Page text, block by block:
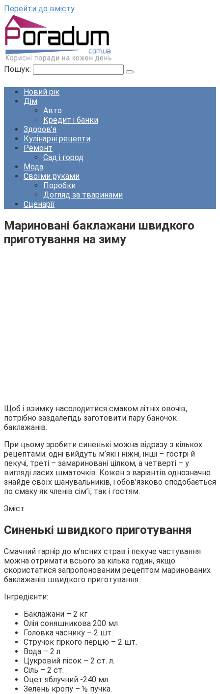
Перейти до вмісту
Пошук:
Новий рік
Дім
Авто
Кредит і банки
Здоров’я
Кулінарні рецепти
Ремонт
Сад і город
Мода
Своїми руками
Поробки
Догляд за тваринами
Сценарії
Мариновані баклажани швидкого
приготування на зиму
Щоб і взимку насолодитися смаком літніх овочів,
потрібно заздалегідь заготовити пару баночок
баклажанів.
При цьому зробити синенькі можна відразу з кількох
рецептами: одні вийдуть м’які і ніжні, інші – гострі й
пекучі, треті – замариновані цілком, а четверті – у
вигляді ласих шматочків. Кожен з варіантів однозначно
знайде своїх шанувальників, і обов’язково сподобається
по смаку як членів сім’ї, так і гостям.
Зміст
Синенькі швидкого приготування
Смачний гарнір до м’ясних страв і пекуче частування
можна отримати всього за кілька годин, якщо
скористатися запропонованим рецептом маринованих
баклажанів швидкого приготування.
Інгредієнти:
Баклажани – 2 кг
Олія соняшникова 200 мл
Головка часнику – 2 шт.
Стручок гіркого перцю – 2 шт.
Вода – 2 л
Цукровий пісок – 2 ст. л.
Сіль – 2 ст.
Оцет яблучний -240 мл
Зелень кропу – ½ пучка.